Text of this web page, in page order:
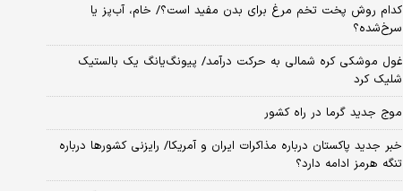
کدام روش پخت تخم مرغ برای بدن مفید است؟/ خام، آب‌پز یا
سرخ‌شده؟
غول موشکی کره شمالی به حرکت درآمد/ پیونگ‌یانگ یک بالستیک
شلیک کرد
موج جدید گرما در راه کشور
خبر جدید پاکستان درباره مذاکرات ایران و آمریکا/ رایزنی کشورها درباره
تنگه هرمز ادامه دارد؟